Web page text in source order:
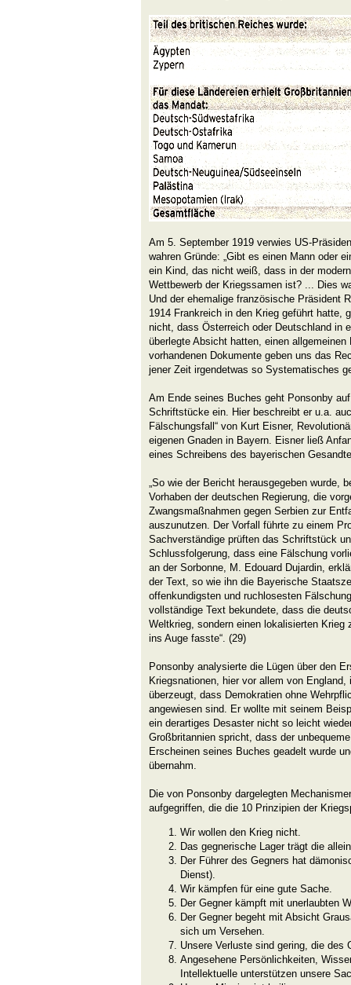
Am 5. September 1919 verwies US-
wahren Gründe: „Gibt es einen Mann oder
ein Kind, das nicht weiß, dass in der
Wettbewerb der Kriegssamen ist? ... Dies
Und der ehemalige französische Präsident
1914 Frankreich in den Krieg geführt hatte,
nicht, dass Österreich oder Deutschland in
überlegte Absicht hatten, einen
vorhandenen Dokumente geben uns das
jener Zeit irgendetwas so Systematisches
Am Ende seines Buches geht Ponsonby
Schriftstücke ein. Hier beschreibt er u.a.
Fälschungsfall“ von Kurt Eisner,
eigenen Gnaden in Bayern. Eisner ließ
eines Schreibens des bayerischen
„So wie der Bericht herausgegeben wurde,
Vorhaben der deutschen Regierung, die
Zwangsmaßnahmen gegen Serbien zur
auszunutzen. Der Vorfall führte zu einem
Sachverständige prüften das Schriftstück
Schlussfolgerung, dass eine Fälschung
an der Sorbonne, M. Edouard Dujardin,
der Text, so wie ihn die Bayerische
offenkundigsten und ruchlosesten
vollständige Text bekundete, dass die
Weltkrieg, sondern einen lokalisierten Krieg
ins Auge fasste“. (29)
Ponsonby analysierte die Lügen über den
Kriegsnationen, hier vor allem von
überzeugt, dass Demokratien ohne
angewiesen sind. Er wollte mit seinem
ein derartiges Desaster nicht so leicht
Großbritannien spricht, dass der
Erscheinen seines Buches geadelt wurde
übernahm.
Die von Ponsonby dargelegten
aufgegriffen, die die 10 Prinzipien der
Wir wollen den Krieg nicht.
Das gegnerische Lager trägt die
Der Führer des Gegners hat
Dienst).
Wir kämpfen für eine gute Sache.
Der Gegner kämpft mit unerlaubten
Der Gegner begeht mit Absicht
sich um Versehen.
Unsere Verluste sind gering, die des
Angesehene Persönlichkeiten,
Intellektuelle unterstützen unsere